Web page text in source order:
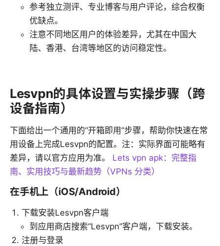
参考独立测评、专业博客与用户评论，综合权衡
优缺点。
注意不同地区用户的体验差异，尤其在中国大
陆、香港、台湾等地区的访问稳定性。
Lesvpn的具体设置与实操步骤（跨
设备指南）
下面给出一个通用的“开箱即用”步骤，帮助你快速在常
用设备上完成Lesvpn的配置。注：实际界面可能略有
差异，请以官方应用为准。 Lets vpn apk：完整指
南、实用技巧与最新趋势（VPNs 分类）
在手机上（iOS/Android）
下载安装Lesvpn客户端
到应用商店搜索“Lesvpn”客户端，下载安装。
注册与登录